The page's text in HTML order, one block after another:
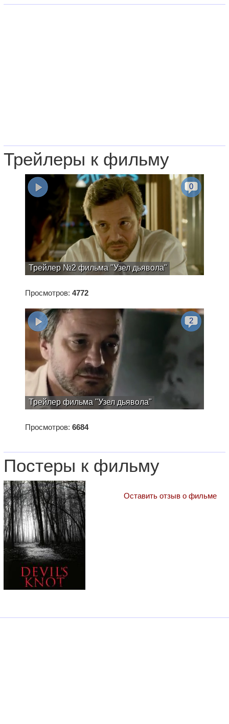
Трейлеры к фильму
Трейлер №2 фильма "Узел дьявола"
0
Просмотров: 4772
Трейлер фильма "Узел дьявола"
2
Просмотров: 6684
Постеры к фильму
Оставить отзыв о фильме